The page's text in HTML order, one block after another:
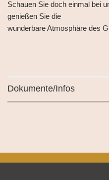
Schauen Sie doch einmal bei
genießen Sie die
wunderbare Atmosphäre des
Dokumente/Infos